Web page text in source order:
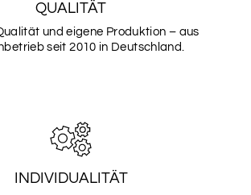
QUALITÄT
und eigene Produktion – aus
seit 2010 in Deutschland.
INDIVIDUALITÄT